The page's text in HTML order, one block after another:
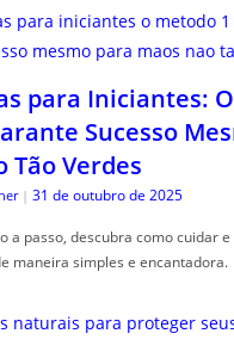
para Iniciantes:
Sucesso
Tão Verdes
| 31 de outubro de 2025
a passo, descubra como cuidar
maneira simples e encantadora.